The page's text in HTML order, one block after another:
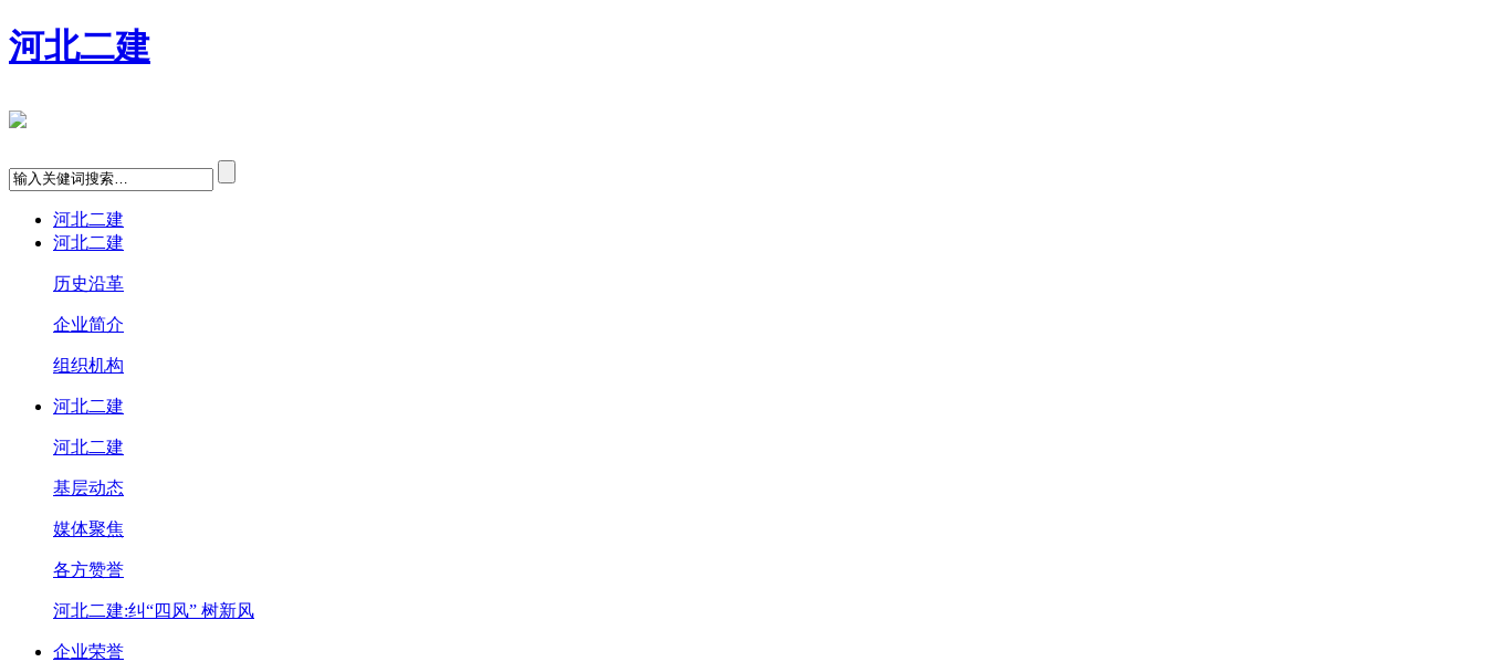
河北二建
河北二建
河北二建
历史沿革
企业简介
组织机构
河北二建
河北二建
基层动态
媒体聚焦
各方赞誉
河北二建:纠“四风” 树新风
企业荣誉